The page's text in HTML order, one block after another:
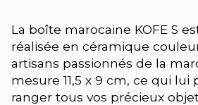
La boîte marocaine KOFE S
réalisée en céramique
artisans passionnés de la
mesure 11,5 x 9 cm, ce qui lui
ranger tous vos précieux